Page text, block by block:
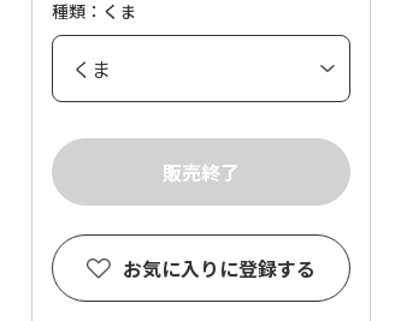
種類：くま
お気に入りに登録する